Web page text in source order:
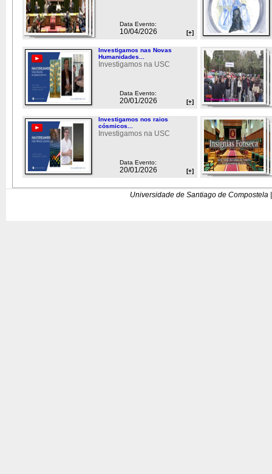
Data Evento:
10/04/2026 [+]
Investigamos nas Novas
Humanidades...
Investigamos na USC
Data Evento:
20/01/2026 [+]
Investigamos nos raios
cósmicos...
Investigamos na USC
Data Evento:
20/01/2026 [+]
Universidade de Santiago de